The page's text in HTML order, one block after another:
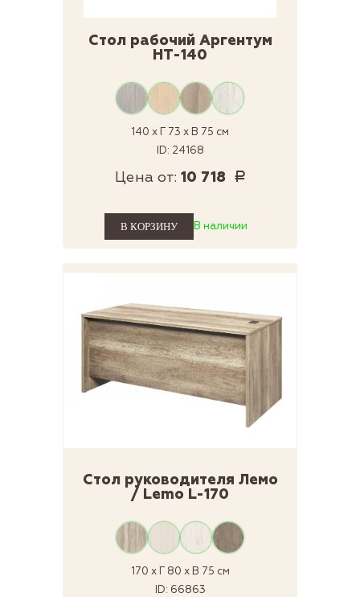
Стол рабочий Аргентум
НТ-140
140 x Г 73 x В 75 см
ID: 24168
Цена от: 10 718 Р
В наличии
Стол руководителя Лемо
/ Lemo L-170
170 x Г 80 x В 75 см
ID: 66863